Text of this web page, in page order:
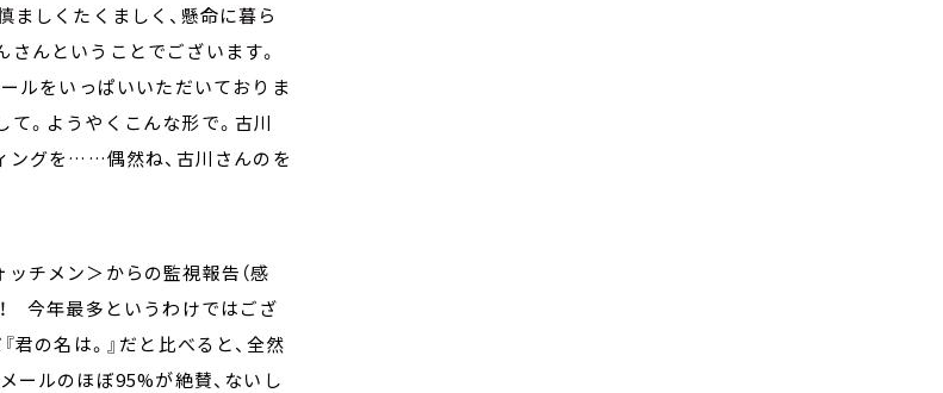
ましくたくましく、懸命に暮ら
んということでございます。
ルをいっぱいいただいておりま
。ようやくこんな形で。古川
ングを……偶然ね、古川さんのを
チメン＞からの監視報告（感
今年最多というわけではござ
君の名は。』だと比べると、全然
ールのほぼ95%が絶賛、ないし